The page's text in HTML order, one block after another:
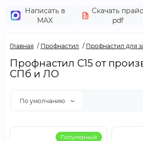
Написать в
MAX
Скачать прайс
pdf
Главная Профнастил Профнастил для
Профнастил С15 от
СПб и ЛО
По умолчанию
Популярный